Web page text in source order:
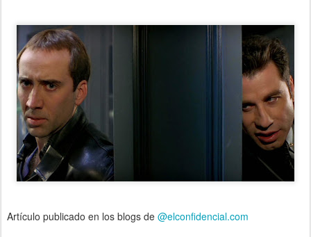
Artículo publicado en los blogs de @elconfidencial.com